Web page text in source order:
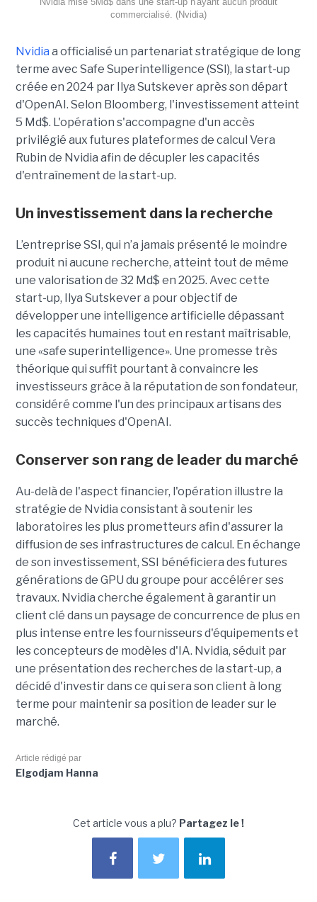
commercialisé. (Nvidia)
Nvidia a officialisé un partenariat stratégique de long
terme avec Safe Superintelligence (SSI), la start-up
créée en 2024 par Ilya Sutskever après son départ
d'OpenAI. Selon Bloomberg, l'investissement atteint
5 Md$. L'opération s'accompagne d'un accès
privilégié aux futures plateformes de calcul Vera
Rubin de Nvidia afin de décupler les capacités
d'entraînement de la start-up.
Un investissement dans la recherche
L’entreprise SSI, qui n’a jamais présenté le moindre
produit ni aucune recherche, atteint tout de même
une valorisation de 32 Md$ en 2025. Avec cette
start-up, Ilya Sutskever a pour objectif de
développer une intelligence artificielle dépassant
les capacités humaines tout en restant maîtrisable,
une «safe superintelligence». Une promesse très
théorique qui suffit pourtant à convaincre les
investisseurs grâce à la réputation de son fondateur,
considéré comme l'un des principaux artisans des
succès techniques d'OpenAI.
Conserver son rang de leader du marché
Au-delà de l'aspect financier, l'opération illustre la
stratégie de Nvidia consistant à soutenir les
laboratoires les plus prometteurs afin d'assurer la
diffusion de ses infrastructures de calcul. En échange
de son investissement, SSI bénéficiera des futures
générations de GPU du groupe pour accélérer ses
travaux. Nvidia cherche également à garantir un
client clé dans un paysage de concurrence de plus en
plus intense entre les fournisseurs d'équipements et
les concepteurs de modèles d'IA. Nvidia, séduit par
une présentation des recherches de la start-up, a
décidé d'investir dans ce qui sera son client à long
terme pour maintenir sa position de leader sur le
marché.
Article rédigé par
Elgodjam Hanna
Cet article vous a plu? Partagez le !